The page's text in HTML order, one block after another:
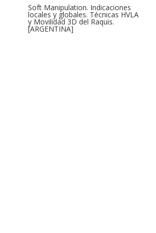
Soft Manipulation. Indicaciones
locales y globales. Técnicas HVLA
y Movilidad 3D del Raquis.
[ARGENTINA]